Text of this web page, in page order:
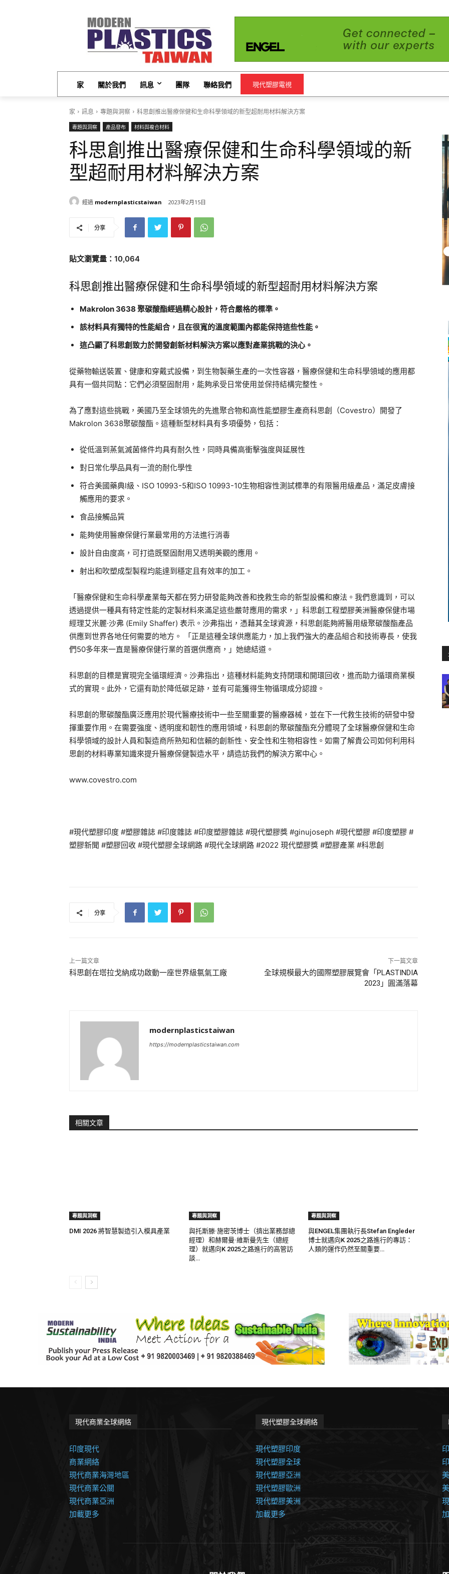
家 關於我們 訊息 團隊 聯絡我們 現代塑膠電視
家 訊息 專題與洞察 科思創推出醫療保健和生命科學領域的新型超耐用材料解決方案
專題與洞察 產品發布 材料與複合材料
科思創推出醫療保健和生命科學領域的新
型超耐用材料解決方案
經過 modernplasticstaiwan 2023年2月15日
分享
貼文瀏覽量：10,064
科思創推出醫療保健和生命科學領域的新型超耐用材料解決方案
Makrolon 3638 聚碳酸酯經過精心設計，符合嚴格的標準。
該材料具有獨特的性能組合，且在很寬的溫度範圍內都能保持這些性能。
這凸顯了科思創致力於開發創新材料解決方案以應對產業挑戰的決心。
從藥物輸送裝置、健康和穿戴式設備，到生物製藥生產的一次性容器，醫療保健和生命科學領域的應用都
具有一個共同點：它們必須堅固耐用，能夠承受日常使用並保持結構完整性。
為了應對這些挑戰，美國乃至全球領先的先進聚合物和高性能塑膠生產商科思創（Covestro）開發了
Makrolon 3638聚碳酸酯。這種新型材料具有多項優勢，包括：
從低溫到蒸氣滅菌條件均具有耐久性，同時具備高衝擊強度與延展性
對日常化學品具有一流的耐化學性
符合美國藥典I級、ISO 10993-5和ISO 10993-10生物相容性測試標準的有限醫用級產品，滿足皮膚接
觸應用的要求。
食品接觸品質
能夠使用醫療保健行業最常用的方法進行消毒
設計自由度高，可打造既堅固耐用又透明美觀的應用。
射出和吹塑成型製程均能達到穩定且有效率的加工。
「醫療保健和生命科學產業每天都在努力研發能夠改善和挽救生命的新型設備和療法。我們意識到，可以
透過提供一種具有特定性能的定製材料來滿足這些嚴苛應用的需求，」科思創工程塑膠美洲醫療保健市場
經理艾米麗·沙弗 (Emily Shaffer) 表示。沙弗指出，憑藉其全球資源，科思創能夠將醫用級聚碳酸酯產品
供應到世界各地任何需要的地方。 「正是這種全球供應能力，加上我們強大的產品組合和技術專長，使我
們50多年來一直是醫療保健行業的首選供應商，」她總結道。
科思創的目標是實現完全循環經濟。沙弗指出，這種材料能夠支持閉環和開環回收，進而助力循環商業模
式的實現。此外，它還有助於降低碳足跡，並有可能獲得生物循環成分認證。
科思創的聚碳酸酯廣泛應用於現代醫療技術中一些至關重要的醫療器械，並在下一代救生技術的研發中發
揮重要作用。在需要強度、透明度和韌性的應用領域，科思創的聚碳酸酯充分體現了全球醫療保健和生命
科學領域的設計人員和製造商所熟知和信賴的創新性、安全性和生物相容性。如需了解貴公司如何利用科
思創的材料專業知識來提升醫療保健製造水平，請造訪我們的解決方案中心。
www.covestro.com
#現代塑膠印度 #塑膠雜誌 #印度雜誌 #印度塑膠雜誌 #現代塑膠獎 #ginujoseph #現代塑膠 #印度塑膠 #
塑膠新聞 #塑膠回收 #現代塑膠全球網路 #現代全球網路 #2022 現代塑膠獎 #塑膠產業 #科思創
分享
上一篇文章
科思創在塔拉戈納成功啟動一座世界級氯氣工廠
下一篇文章
全球規模最大的國際塑膠展覽會「PLASTINDIA
2023」圓滿落幕
modernplasticstaiwan
https://modernplasticstaiwan.com
相關文章
專題與洞察
DMI 2026 將智慧製造引入模具產業
專題與洞察
與托斯滕·施密茨博士（擠出業務部總
經理）和赫爾曼·維斯曼先生（總經
理）就邁向K 2025之路進行的高管訪
談…
專題與洞察
與ENGEL集團執行長Stefan Engleder
博士就邁向K 2025之路進行的專訪：
人類的運作仍然至關重要…
現代商業全球網絡
印度現代
商業網絡
現代商業海灣地區
現代商業公關
現代商業亞洲
加載更多
現代塑膠全球網絡
現代塑膠印度
現代塑膠全球
現代塑膠亞洲
現代塑膠歐洲
現代塑膠美洲
加載更多